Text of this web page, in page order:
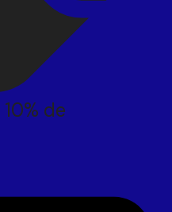
10% de